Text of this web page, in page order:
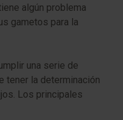
algún problema
gametos para la
una serie de
tener la determinación
Los principales